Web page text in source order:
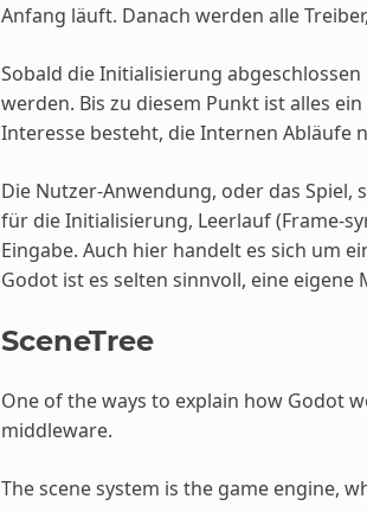
Anfang läuft. Danach werden alle
Sobald die Initialisierung
werden. Bis zu diesem Punkt ist alles
Interesse besteht, die Internen Abläufe
Die Nutzer-Anwendung, oder das
für die Initialisierung, Leerlauf (Frame-
Eingabe. Auch hier handelt es sich um
Godot ist es selten sinnvoll, eine eigene
SceneTree
One of the ways to explain how Godot
middleware.
The scene system is the game engine,